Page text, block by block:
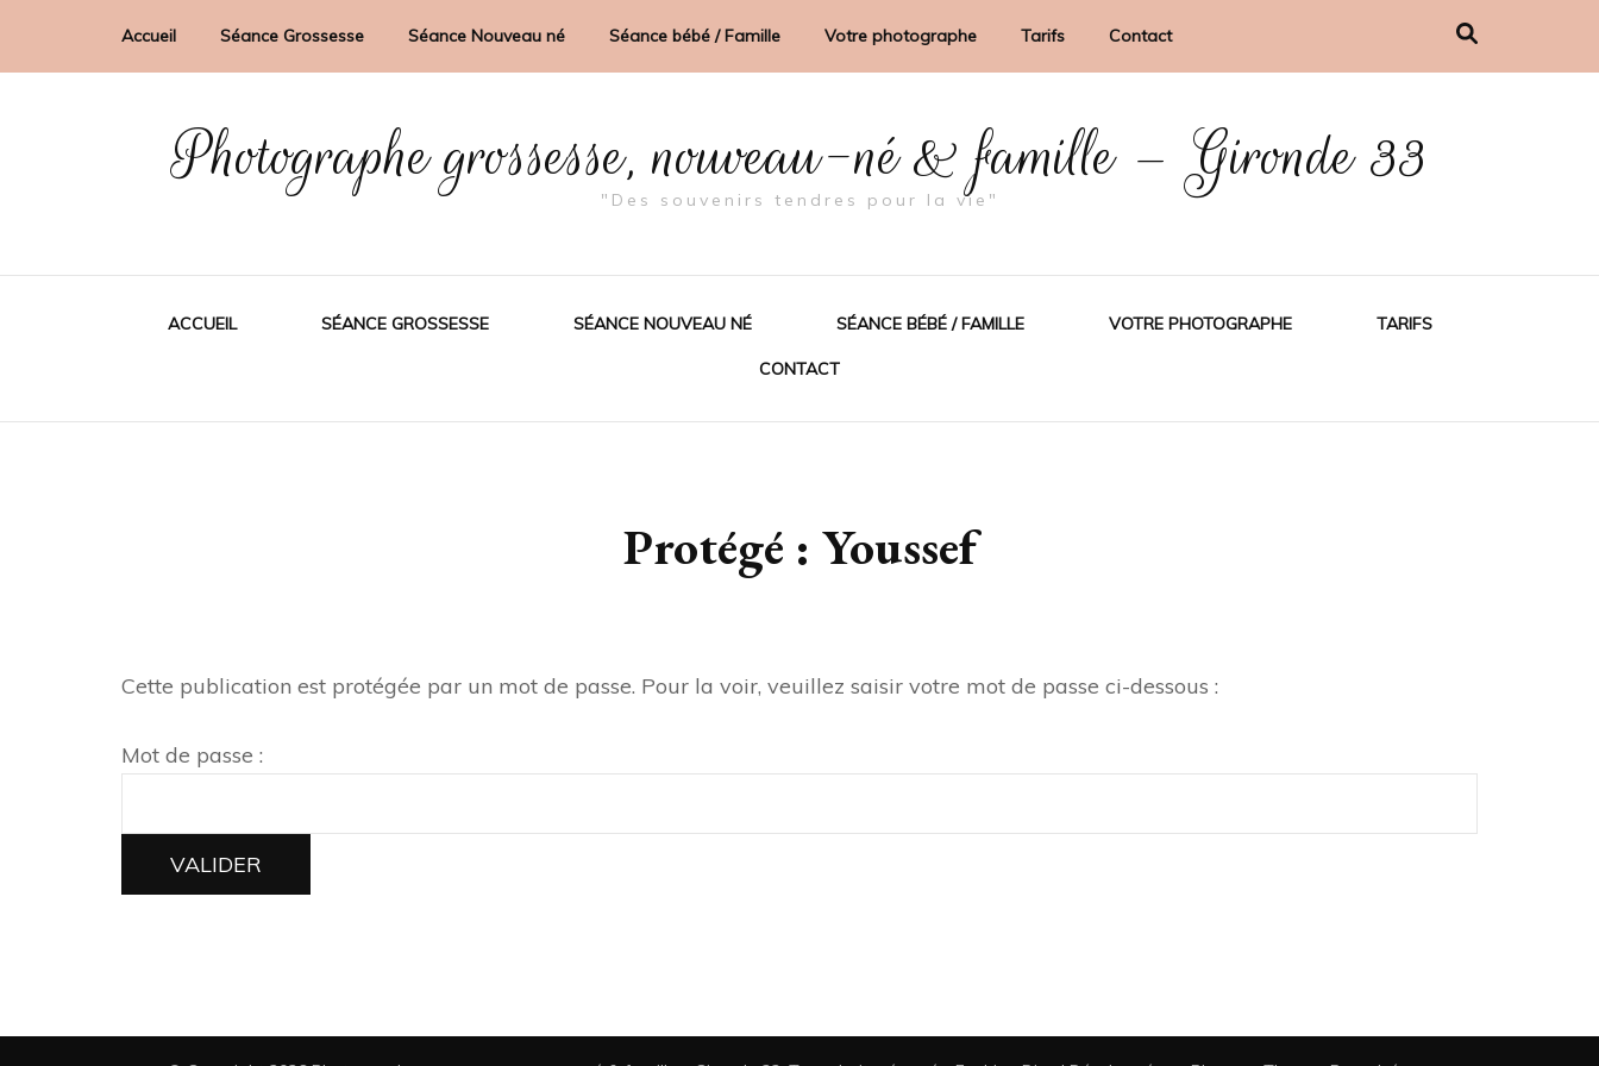
Accueil Séance Grossesse Séance Nouveau né Séance bébé / Famille Votre photographe Tarifs Contact
Photographe grossesse, nouveau-né & famille – Gironde 33
"Des souvenirs tendres pour la vie"
ACCUEIL SÉANCE GROSSESSE SÉANCE NOUVEAU NÉ SÉANCE BÉBÉ / FAMILLE VOTRE PHOTOGRAPHE TARIFS
CONTACT
Protégé : Youssef
Cette publication est protégée par un mot de passe. Pour la voir, veuillez saisir votre mot de passe ci-dessous :
Mot de passe :